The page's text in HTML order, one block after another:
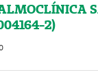
2)